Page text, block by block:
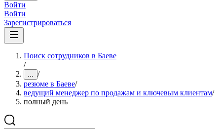
Войти
Войти
Зарегистрироваться
Поиск сотрудников в Баеве
/
... /
резюме в Баеве/
ведущий менеджер по продажам и ключевым клиентам/
полный день